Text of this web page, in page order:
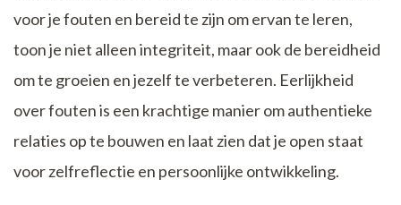
voor je fouten en bereid te zijn om ervan te leren,
toon je niet alleen integriteit, maar ook de bereidheid
om te groeien en jezelf te verbeteren. Eerlijkheid
over fouten is een krachtige manier om authentieke
relaties op te bouwen en laat zien dat je open staat
voor zelfreflectie en persoonlijke ontwikkeling.